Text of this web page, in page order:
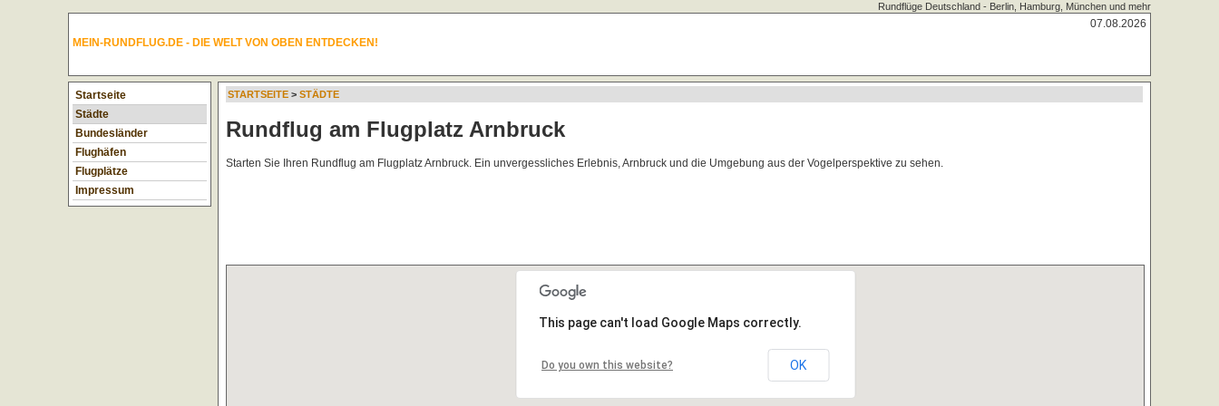
Rundflüge Deutschland - Berlin, Hamburg, München und mehr
07.08.2026
MEIN-RUNDFLUG.DE - DIE WELT VON OBEN ENTDECKEN!
Startseite
Städte
Bundesländer
Flughäfen
Flugplätze
Impressum
STARTSEITE > STÄDTE
Rundflug am Flugplatz Arnbruck
Starten Sie Ihren Rundflug am Flugplatz Arnbruck. Ein unvergessliches Erlebnis, Arnbruck und die Umgebung aus der Vogelperspektive zu sehen.
This page can't load Google Maps correctly.
Do you own this website? OK